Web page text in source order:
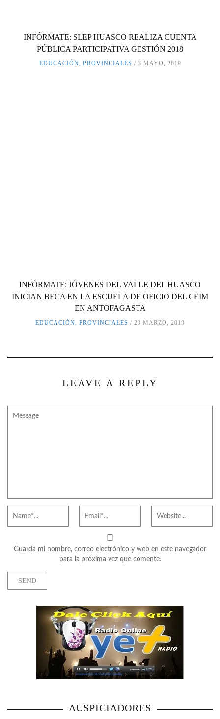
INFÓRMATE: SLEP HUASCO REALIZA CUENTA
PÚBLICA PARTICIPATIVA GESTIÓN 2018
EDUCACIÓN, PROVINCIALES 3 MAYO, 2019
INFÓRMATE: JÓVENES DEL VALLE DEL HUASCO
INICIAN BECA EN LA ESCUELA DE OFICIO DEL CEIM
EN ANTOFAGASTA
EDUCACIÓN, PROVINCIALES 29 MARZO, 2019
LEAVE A REPLY
Guarda mi nombre, correo electrónico y web en este navegador
para la próxima vez que comente.
AUSPICIADORES